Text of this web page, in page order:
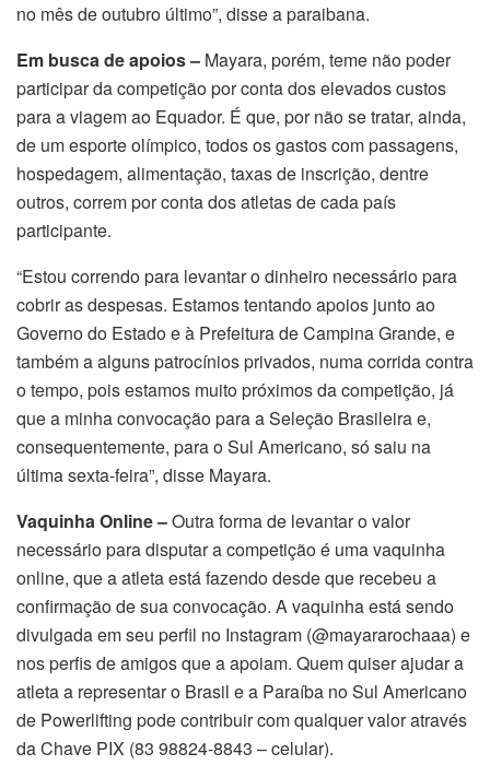
no mês de outubro último”, disse a paraibana.
Em busca de apoios – Mayara, porém, teme não poder
participar da competição por conta dos elevados custos
para a viagem ao Equador. É que, por não se tratar, ainda,
de um esporte olímpico, todos os gastos com passagens,
hospedagem, alimentação, taxas de inscrição, dentre
outros, correm por conta dos atletas de cada país
participante.
“Estou correndo para levantar o dinheiro necessário para
cobrir as despesas. Estamos tentando apoios junto ao
Governo do Estado e à Prefeitura de Campina Grande, e
também a alguns patrocínios privados, numa corrida contra
o tempo, pois estamos muito próximos da competição, já
que a minha convocação para a Seleção Brasileira e,
consequentemente, para o Sul Americano, só saiu na
última sexta-feira”, disse Mayara.
Vaquinha Online –Outra forma de levantar o valor
necessário para disputar a competição é uma vaquinha
online, que a atleta está fazendo desde que recebeu a
confirmação de sua convocação. A vaquinha está sendo
divulgada em seu perfil no Instagram (@mayararochaaa) e
nos perfis de amigos que a apoiam. Quem quiser ajudar a
atleta a representar o Brasil e a Paraíba no Sul Americano
de Powerlifting pode contribuir com qualquer valor através
da Chave PIX (83 98824-8843 – celular).